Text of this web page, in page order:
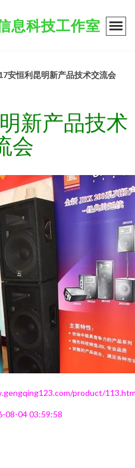
息科技工作室
安恒利昆明新产品技术交流会
新产品技术
会
product/
08-04 03:59:58